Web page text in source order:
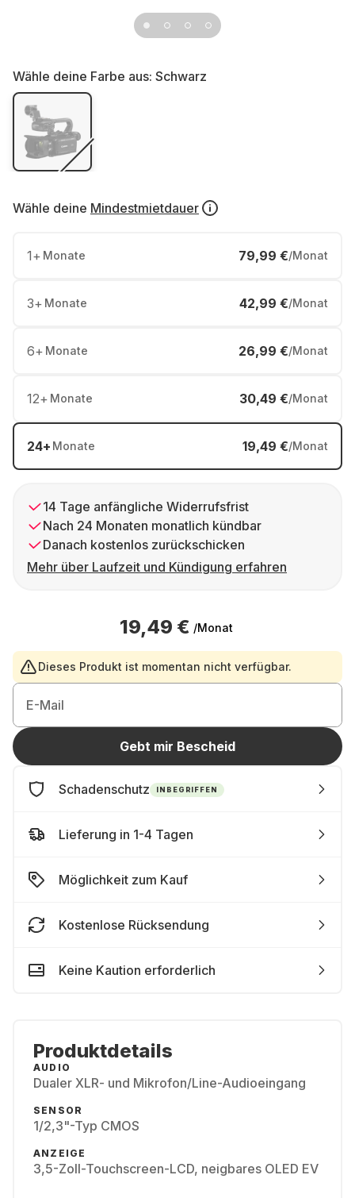
Wähle deine Farbe aus: Schwarz
Wähle deine Mindestmietdauer
1+ Monate 79,99 €/Monat
3+ Monate 42,99 €/Monat
6+ Monate 26,99 €/Monat
12+ Monate 30,49 €/Monat
24+ Monate 19,49 €/Monat
14 Tage anfängliche Widerrufsfrist
Nach 24 Monaten monatlich kündbar
Danach kostenlos zurückschicken
Mehr über Laufzeit und Kündigung erfahren
19,49 € /Monat
Dieses Produkt ist momentan nicht verfügbar.
E-Mail
Gebt mir Bescheid
Schadenschutz INBEGRIFFEN
Lieferung in 1-4 Tagen
Möglichkeit zum Kauf
Kostenlose Rücksendung
Keine Kaution erforderlich
Produktdetails
AUDIO
Dualer XLR- und Mikrofon/Line-Audioeingang
SENSOR
1/2,3"-Typ CMOS
ANZEIGE
3,5-Zoll-Touchscreen-LCD, neigbares OLED EV